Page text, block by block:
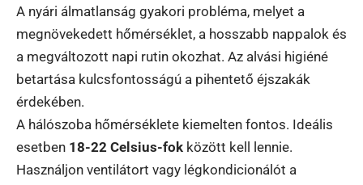
A nyári álmatlanság gyakori probléma, melyet a
megnövekedett hőmérséklet, a hosszabb nappalok és
a megváltozott napi rutin okozhat. Az alvási higiéné
betartása kulcsfontosságú a pihentető éjszakák
érdekében.
A hálószoba hőmérséklete kiemelten fontos. Ideális
esetben 18-22 Celsius-fok között kell lennie.
Használjon ventilátort vagy légkondicionálót a